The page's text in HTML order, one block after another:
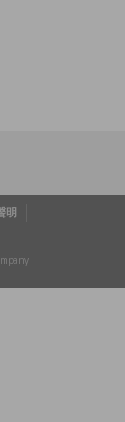
明